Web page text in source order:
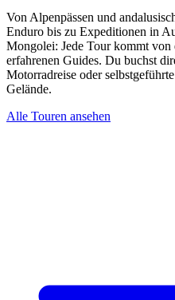
Von Alpenpässen und
Enduro bis zu Expeditionen in
Mongolei: Jede Tour kommt
erfahrenen Guides. Du buchst
Motorradreise oder
Gelände.
Alle Touren ansehen